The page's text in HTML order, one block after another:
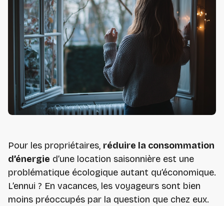
Pour les propriétaires, réduire la consommation
d’énergie d’une location saisonnière est une
problématique écologique autant qu’économique.
L’ennui ? En vacances, les voyageurs sont bien
moins préoccupés par la question que chez eux.